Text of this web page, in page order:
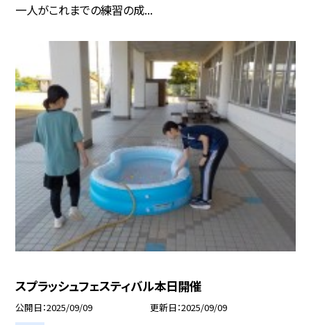
一人がこれまでの練習の成...
スプラッシュフェスティバル本日開催
公開日 2025/09/09 更新日 2025/09/09